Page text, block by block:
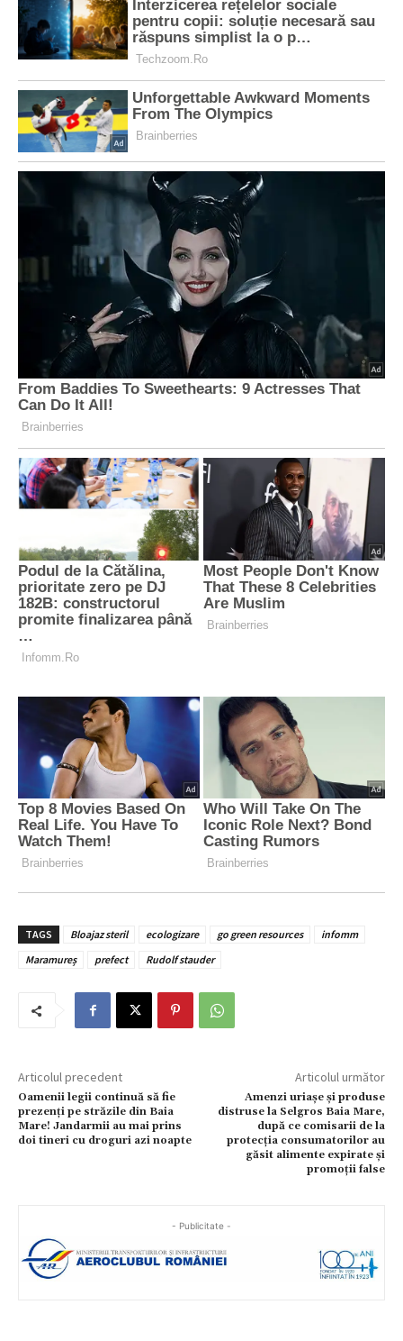
TAGS Bloajaz steril ecologizare go green resources
infomm
Maramureș
prefect Rudolf stauder
Articolul precedent
Oamenii legii continuă să fie
prezenți pe străzile din Baia
Mare! Jandarmii au mai prins
doi tineri cu droguri azi noapte
Articolul următor
Amenzi uriașe și produse
distruse la Selgros Baia Mare,
după ce comisarii de la
protecția consumatorilor au
găsit alimente expirate și
promoții false
- Publicitate -